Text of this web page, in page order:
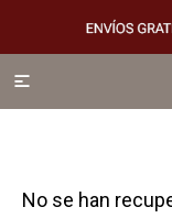

No se han